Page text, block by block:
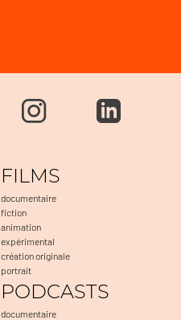
FILMS
documentaire
fiction
animation
expérimental
création originale
portrait
PODCASTS
documentaire